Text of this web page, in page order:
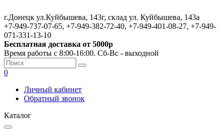
г.Донецк ул.Куйбышева, 143г, склад ул. Куйбышева, 143а
+7-949-737-07-65, +7-949-382-72-40, +7-949-401-08-27, +7-949-
071-331-13-10
Бесплатная доставка от 5000р
Время работы с 8:00-16:00. Сб-Вс - выходной
0
Личный кабинет
Обратный звонок
Каталог